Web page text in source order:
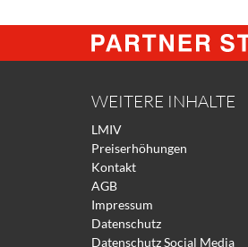
WEITERE INHALTE
LMIV
Preiserhöhungen
Kontakt
AGB
Impressum
Datenschutz
Datenschutz Social Media